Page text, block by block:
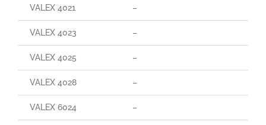
VALEX 4021 –
VALEX 4023 –
VALEX 4025 –
VALEX 4028 –
VALEX 6024 –